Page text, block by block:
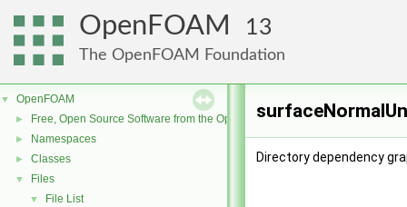
OpenFOAM 13
The OpenFOAM Foundation
▼ OpenFOAM
► Free, Open Source Software from the OpenFOAM Foundation
► Namespaces
► Classes
▼ Files
▼ File List
Directory dependency